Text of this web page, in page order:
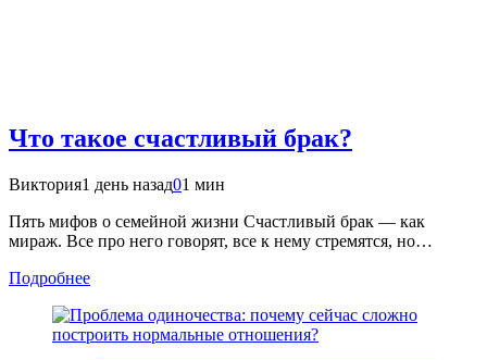
Что такое счастливый брак?
Виктория1 день назад01 мин
Пять мифов о семейной жизни Счастливый брак — как
мираж. Все про него говорят, все к нему стремятся, но…
Подробнее